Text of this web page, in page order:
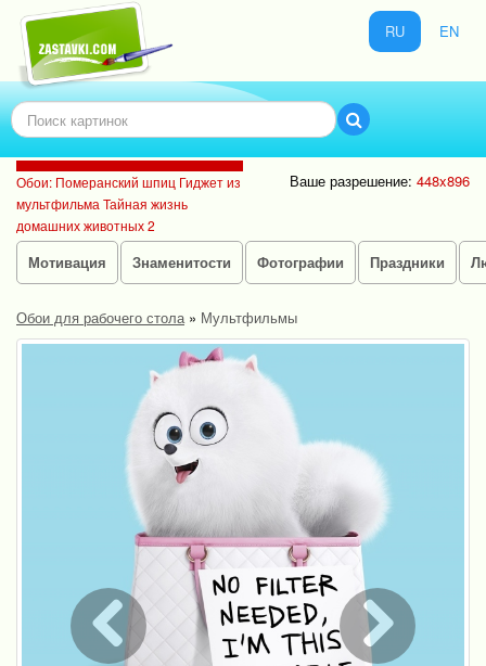
RU EN
Обои: Померанский шпиц Гиджет из
мультфильма Тайная жизнь
домашних животных 2
Ваше разрешение: 448x896
Мотивация Знаменитости Фотографии Праздники
Обои для рабочего стола» Мультфильмы